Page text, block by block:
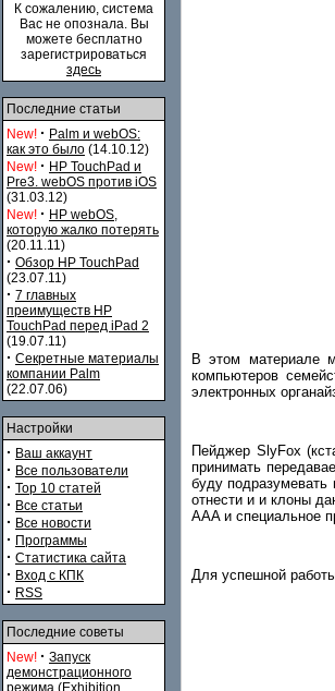
К сожалению, система
Вас не опознала. Вы
можете бесплатно
зарегистрироваться
здесь
Последние статьи
New! · Palm и webOS:
как это было (14.10.12)
New! · HP TouchPad и
Pre3. webOS против iOS
(31.03.12)
New! · HP webOS,
которую жалко потерять
(20.11.11)
· Обзор HP TouchPad
(23.07.11)
· 7 главных
преимуществ HP
TouchPad перед iPad 2
(19.07.11)
· Секретные материалы
компании Palm
(22.07.06)
Настройки
· Ваш аккаунт
· Все пользователи
· Top 10 статей
· Все статьи
· Все новости
· Программы
· Статистика сайта
· Вход с КПК
· RSS
Последние советы
New! · Запуск
демонстрационного
режима (Exhibition
В этом материале
компьютеров
электронных
Пейджер SlyFox
принимать
буду
отнести и и клоны
AAA и специальное
Для успешной